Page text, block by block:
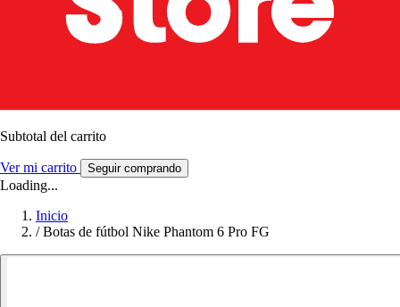
Subtotal del carrito
Ver mi carrito Seguir comprando
Loading...
Inicio
/ Botas de fútbol Nike Phantom 6 Pro FG